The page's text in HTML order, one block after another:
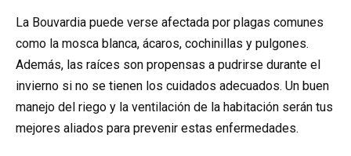
La Bouvardia puede verse afectada por plagas comunes
como la mosca blanca, ácaros, cochinillas y pulgones.
Además, las raíces son propensas a pudrirse durante el
invierno si no se tienen los cuidados adecuados. Un buen
manejo del riego y la ventilación de la habitación serán tus
mejores aliados para prevenir estas enfermedades.